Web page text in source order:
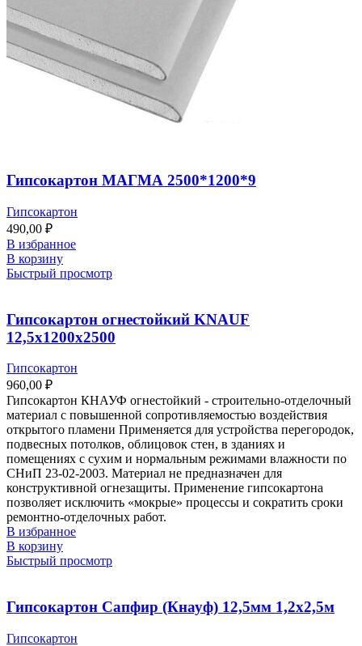
Гипсокартон МАГМА 2500*1200*9
Гипсокартон
490,00 ₽
В избранное
В корзину
Быстрый просмотр
Гипсокартон огнестойкий KNAUF
12,5х1200х2500
Гипсокартон
960,00 ₽
Гипсокартон КНАУФ огнестойкий - строительно-отделочный
материал с повышенной сопротивляемостью воздействия
открытого пламени Применяется для устройства перегородок,
подвесных потолков, облицовок стен, в зданиях и
помещениях с сухим и нормальным режимами влажности по
СНиП 23-02-2003. Материал не предназначен для
конструктивной огнезащиты. Применение гипсокартона
позволяет исключить «мокрые» процессы и сократить сроки
ремонтно-отделочных работ.
В избранное
В корзину
Быстрый просмотр
Гипсокартон Сапфир (Кнауф) 12,5мм 1,2х2,5м
Гипсокартон